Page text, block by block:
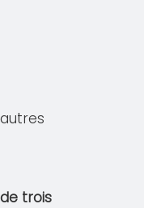
trois